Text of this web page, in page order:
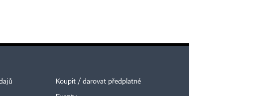
Koupit / darovat předplatné